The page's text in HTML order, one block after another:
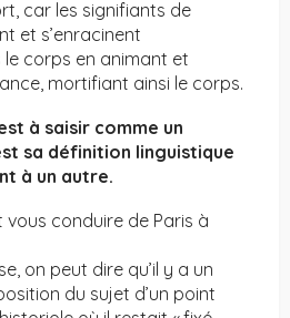
car les signifiants de
et s’enracinent
corps en animant et
mortifiant ainsi le corps.
à saisir comme un
sa définition linguistique
à un autre.
vous conduire de Paris à
on peut dire qu’il y a un
du sujet d’un point